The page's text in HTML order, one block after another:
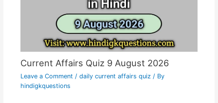
Current Affairs Quiz 9 August 2026
Leave a Comment / daily current affairs quiz / By
hindigkquestions